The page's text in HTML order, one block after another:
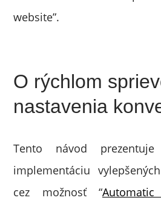
website”.
O rýchlom
nastavenia
Tento návod
implementáciu
cez možnosť “